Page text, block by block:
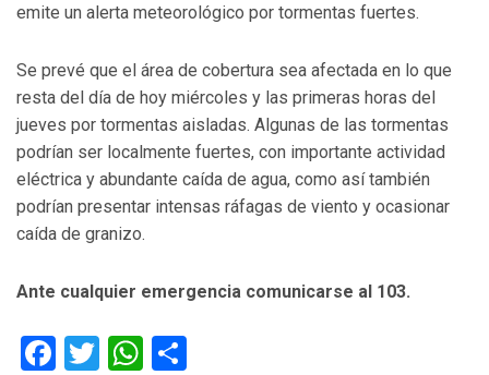
emite un alerta meteorológico por tormentas fuertes.
Se prevé que el área de cobertura sea afectada en lo que
resta del día de hoy miércoles y las primeras horas del
jueves por tormentas aisladas. Algunas de las tormentas
podrían ser localmente fuertes, con importante actividad
eléctrica y abundante caída de agua, como así también
podrían presentar intensas ráfagas de viento y ocasionar
caída de granizo.
Ante cualquier emergencia comunicarse al 103.
Facebook
TwitterWhatsApp